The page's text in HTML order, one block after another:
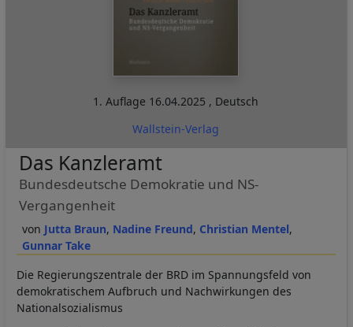
1. Auflage 16.04.2025 , Deutsch
Wallstein-Verlag
Jutta Braun Nadine Freund Christian Mentel
Gunnar Take
Das Kanzleramt
Bundesdeutsche Demokratie und NS-
Vergangenheit
Die Regierungszentrale der BRD im Spannungsfeld von
demokratischem Aufbruch und Nachwirkungen des
Nationalsozialismus